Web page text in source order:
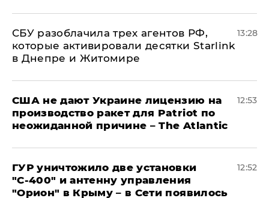
СБУ разоблачила трех агентов РФ,
которые активировали десятки Starlink
в Днепре и Житомире
13:28
США не дают Украине лицензию на
производство ракет для Patriot по
неожиданной причине – The Atlantic
12:53
ГУР уничтожило две установки
"С‑400" и антенну управления
"Орион" в Крыму – в Сети появилось
12:52